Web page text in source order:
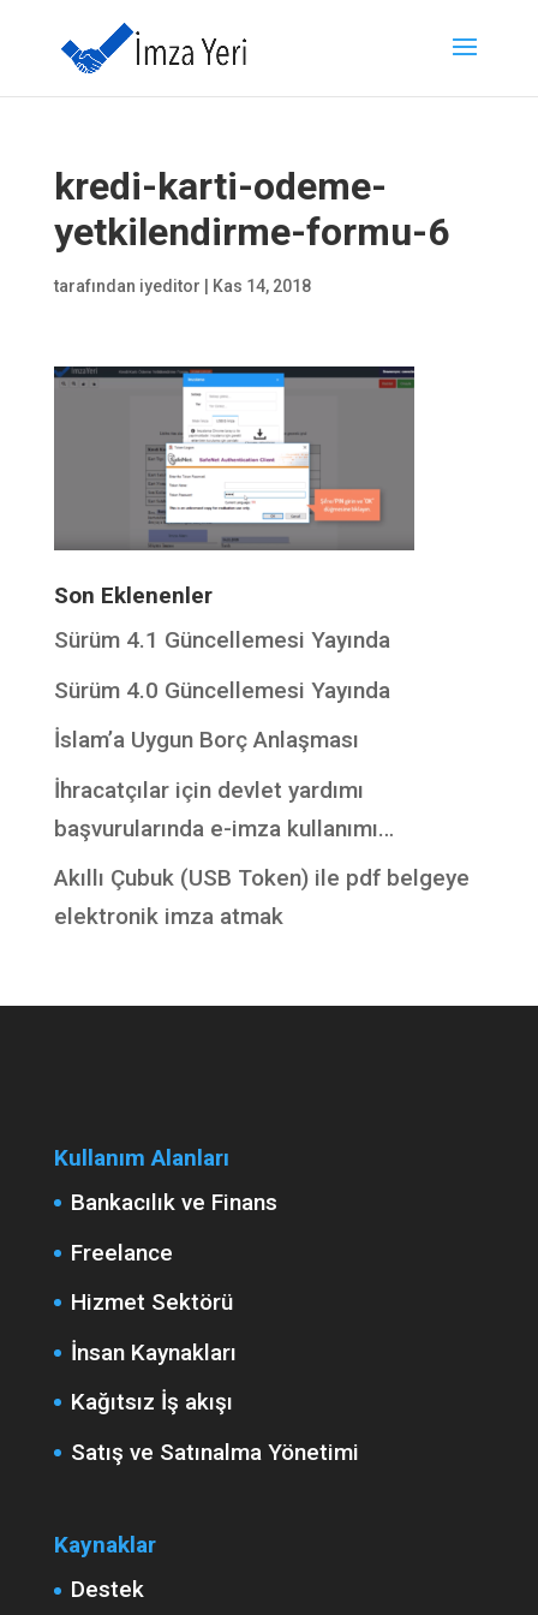
kredi-karti-odeme-
yetkilendirme-formu-6
tarafından iyeditor Kas 14, 2018
Son Eklenenler
Sürüm 4.1 Güncellemesi Yayında
Sürüm 4.0 Güncellemesi Yayında
İslam’a Uygun Borç Anlaşması
İhracatçılar için devlet yardımı
başvurularında e-imza kullanımı…
Akıllı Çubuk (USB Token) ile pdf belgeye
elektronik imza atmak
Kullanım Alanları
Bankacılık ve Finans
Freelance
Hizmet Sektörü
İnsan Kaynakları
Kağıtsız İş akışı
Satış ve Satınalma Yönetimi
Kaynaklar
Destek